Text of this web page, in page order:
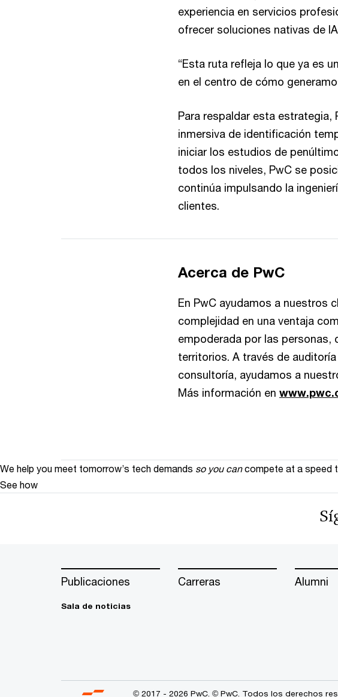
experiencia en servicios
ofrecer soluciones nativas de
“Esta ruta refleja lo que ya es
en el centro de cómo
Para respaldar esta estrategia,
inmersiva de identificación
iniciar los estudios de
todos los niveles, PwC se
continúa impulsando la
clientes.
Acerca de PwC
En PwC ayudamos a nuestros
complejidad en una ventaja
empoderada por las personas,
territorios. A través de
consultoría, ayudamos a
Más información en
We help you meet tomorrow’s tech demands so you can compete at a speed
See how
Publicaciones
Sala de noticias
Carreras Alumni
© 2017 - 2026 PwC. © PwC. Todos los derechos